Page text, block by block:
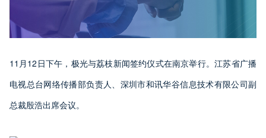
11月12日下午，极光与荔枝新闻签约仪式在南京举行。江苏省广播
电视总台网络传播部负责人、深圳市和讯华谷信息技术有限公司副
总裁殷浩出席会议。